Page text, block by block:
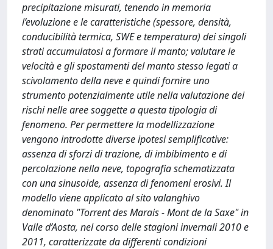
precipitazione misurati, tenendo in memoria
l’evoluzione e le caratteristiche (spessore, densità,
conducibilità termica, SWE e temperatura) dei singoli
strati accumulatosi a formare il manto; valutare le
velocità e gli spostamenti del manto stesso legati a
scivolamento della neve e quindi fornire uno
strumento potenzialmente utile nella valutazione dei
rischi nelle aree soggette a questa tipologia di
fenomeno. Per permettere la modellizzazione
vengono introdotte diverse ipotesi semplificative:
assenza di sforzi di trazione, di imbibimento e di
percolazione nella neve, topografia schematizzata
con una sinusoide, assenza di fenomeni erosivi. Il
modello viene applicato al sito valanghivo
denominato "Torrent des Marais - Mont de la Saxe" in
Valle d’Aosta, nel corso delle stagioni invernali 2010 e
2011, caratterizzate da differenti condizioni